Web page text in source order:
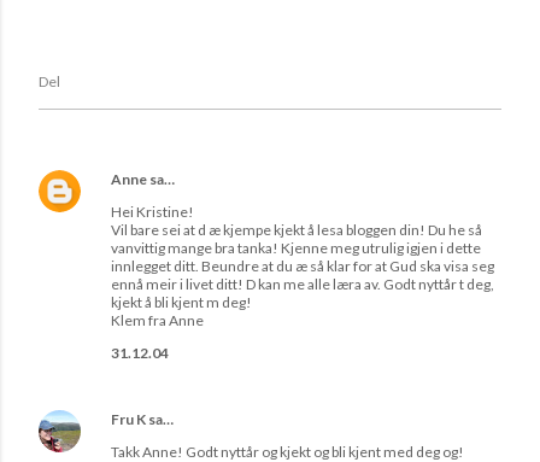
Del
Anne sa…
Hei Kristine!
Vil bare sei at d æ kjempe kjekt å lesa bloggen din! Du he så
vanvittig mange bra tanka! Kjenne meg utrulig igjen i dette
innlegget ditt. Beundre at du æ så klar for at Gud ska visa seg
ennå meir i livet ditt! D kan me alle læra av. Godt nyttår t deg,
kjekt å bli kjent m deg!
Klem fra Anne
31.12.04
Fru K sa…
Takk Anne! Godt nyttår og kjekt og bli kjent med deg og!